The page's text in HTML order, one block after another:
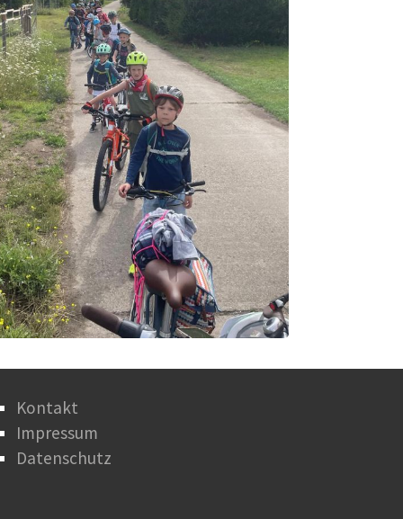
Kontakt
Impressum
Datenschutz